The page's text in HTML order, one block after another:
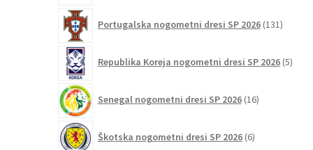
Portugalska nogometni dresi SP 2026 131
Republika Koreja nogometni dresi SP 2026 5
Senegal nogometni dresi SP 2026 16izdelkov
Škotska nogometni dresi SP 2026 6izdelkov